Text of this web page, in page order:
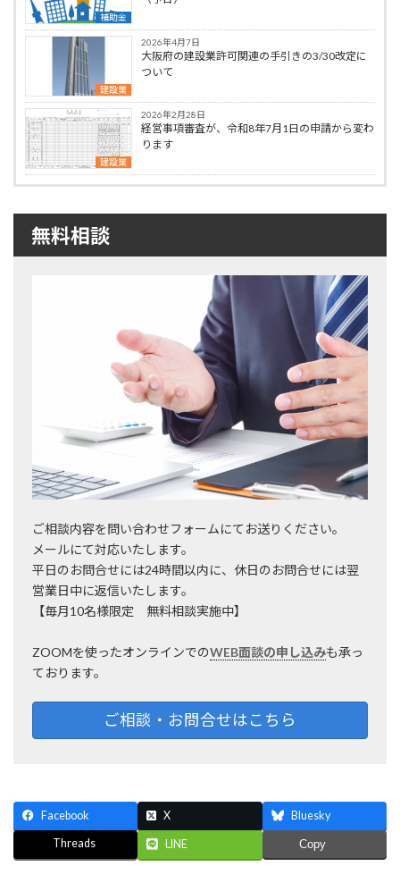
補助金
建設業
2026年4月7日
大阪府の建設業許可関連の手引きの3/30改定に
ついて
建設業
2026年2月28日
経営事項審査が、令和8年7月1日の申請から変わ
ります
無料相談
ご相談内容を問い合わせフォームにてお送りください。
メールにて対応いたします。
平日のお問合せには24時間以内に、休日のお問合せには翌
営業日中に返信いたします。
【毎月10名様限定 無料相談実施中】
ZOOMを使ったオンラインでのWEB面談の申し込みも承っ
ております。
ご相談・お問合せはこちら
Facebook X Bluesky
Threads LINE Copy